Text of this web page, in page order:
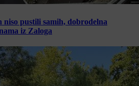
pustili samih, dobrodelna
iz Zaloga